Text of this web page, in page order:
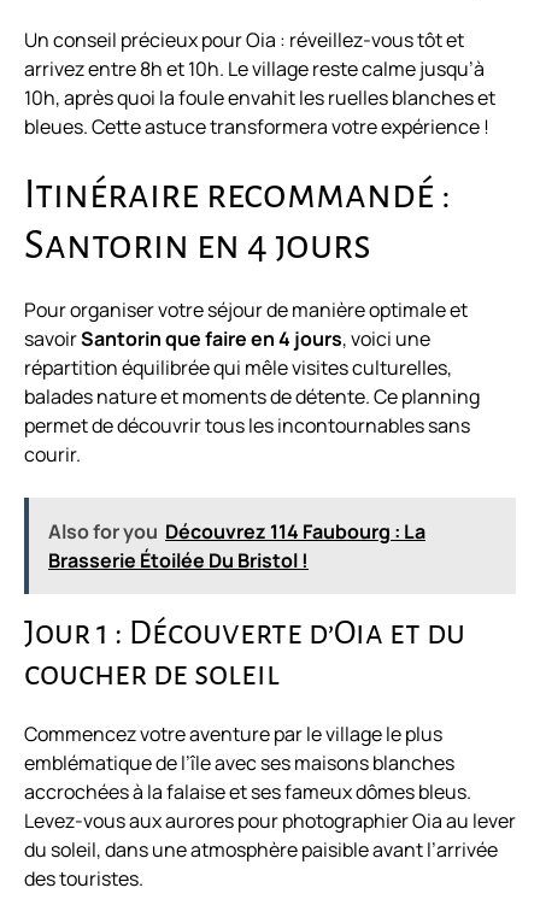
Un conseil précieux pour Oia : réveillez-vous tôt et
arrivez entre 8h et 10h. Le village reste calme jusqu’à
10h, après quoi la foule envahit les ruelles blanches et
bleues. Cette astuce transformera votre expérience !
Itinéraire recommandé :
Santorin en 4 jours
Pour organiser votre séjour de manière optimale et
savoirSantorin que faire en 4 jours, voici une
répartition équilibrée qui mêle visites culturelles,
balades nature et moments de détente. Ce planning
permet de découvrir tous les incontournables sans
courir.
Also for you Découvrez 114 Faubourg : La
Brasserie Étoilée Du Bristol !
Jour 1 : Découverte d’Oia et du
coucher de soleil
Commencez votre aventure par le village le plus
emblématique de l’île avec ses maisons blanches
accrochées à la falaise et ses fameux dômes bleus.
Levez-vous aux aurores pour photographier Oia au lever
du soleil, dans une atmosphère paisible avant l’arrivée
des touristes.